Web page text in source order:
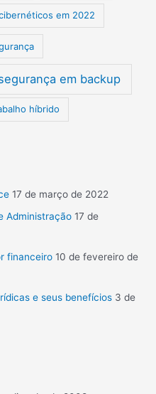
em 2022
em backup
híbrido
17 de março de 2022
Administração 17 de
financeiro 10 de fevereiro de
e seus benefícios 3 de